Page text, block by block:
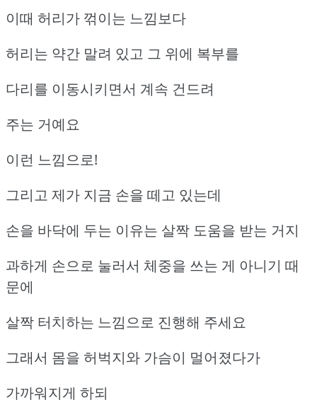
이때 허리가 꺾이는 느낌보다
허리는 약간 말려 있고 그 위에 복부를
다리를 이동시키면서 계속 건드려
주는 거예요
이런 느낌으로!
그리고 제가 지금 손을 떼고 있는데
손을 바닥에 두는 이유는 살짝 도움을 받는 거지
과하게 손으로 눌러서 체중을 쓰는 게 아니기 때
문에
살짝 터치하는 느낌으로 진행해 주세요
그래서 몸을 허벅지와 가슴이 멀어졌다가
가까워지게 하되